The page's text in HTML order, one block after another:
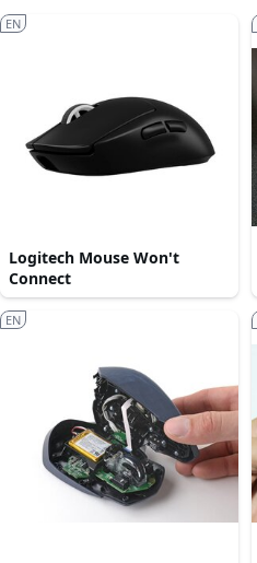
Logitech Mouse Won't
Connect
EN
EN